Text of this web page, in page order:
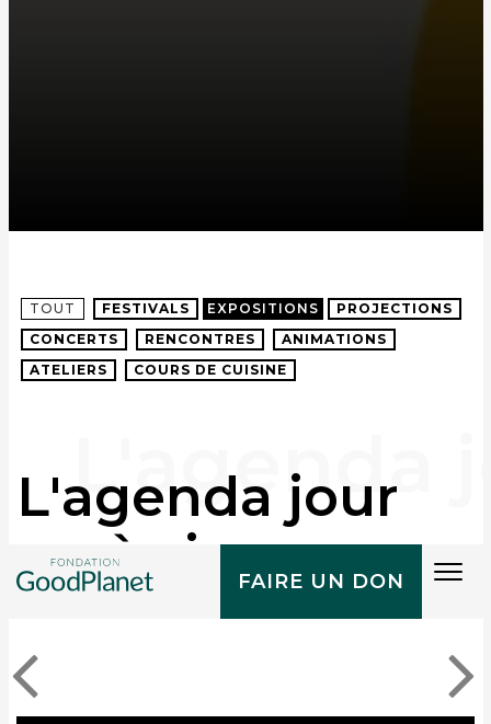
FAIRE UN DON
TOUT FESTIVALS EXPOSITIONS
PROJECTIONS
CONCERTS
RENCONTRES
ANIMATIONS
ATELIERS
COURS DE CUISINE
L'agenda jour
après jour